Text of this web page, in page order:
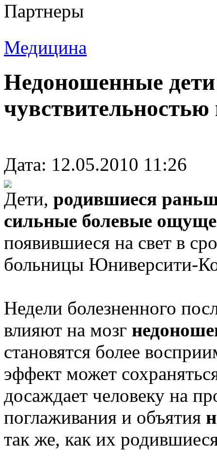
Партнеры
Медицина
Недоношенные
чувствительностью
Дата: 12.05.2010 11:26
Дети, родившиеся
сильные болевые
появившиеся на свет в
больницы Юниверсити-
Недели болезненного
влияют на мозг
становятся более
эффект может
досаждает человеку на
поглаживания и объятия
так же, как их